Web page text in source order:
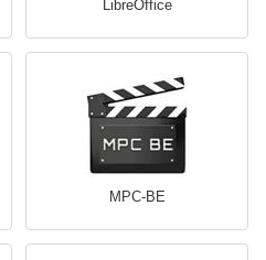
LibreOffice
MPC-BE